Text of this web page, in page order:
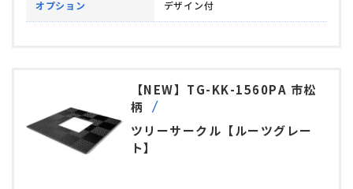
オプション デザイン付
【NEW】TG-KK-1560PA 市松
柄
ツリーサークル【ルーツグレー
ト】